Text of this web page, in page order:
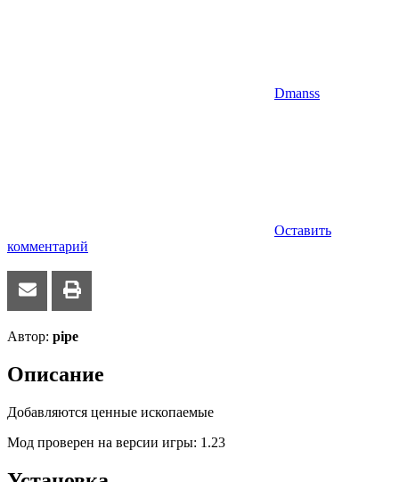
Dmanss
Оставить
комментарий
Автор: pipe
Описание
Добавляются ценные ископаемые
Мод проверен на версии игры: 1.23